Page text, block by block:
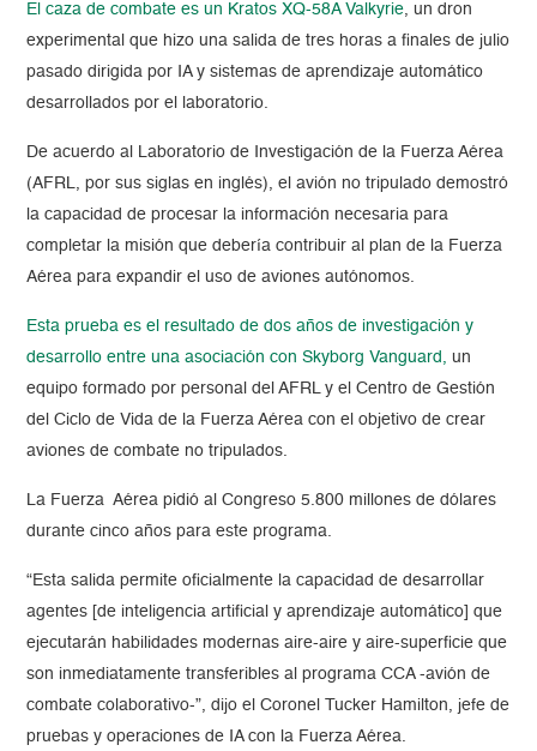
El caza de combate es un Kratos XQ-58A Valkyrie, un dron
experimental que hizo una salida de tres horas a finales de julio
pasado dirigida por IA y sistemas de aprendizaje automático
desarrollados por el laboratorio.
De acuerdo al Laboratorio de Investigación de la Fuerza Aérea
(AFRL, por sus siglas en inglés), el avión no tripulado demostró
la capacidad de procesar la información necesaria para
completar la misión que debería contribuir al plan de la Fuerza
Aérea para expandir el uso de aviones autónomos.
Esta prueba es el resultado de dos años de investigación y
desarrollo entre una asociación con Skyborg Vanguard, un
equipo formado por personal del AFRL y el Centro de Gestión
del Ciclo de Vida de la Fuerza Aérea con el objetivo de crear
aviones de combate no tripulados.
La Fuerza Aérea pidió al Congreso 5.800 millones de dólares
durante cinco años para este programa.
“Esta salida permite oficialmente la capacidad de desarrollar
agentes [de inteligencia artificial y aprendizaje automático] que
ejecutarán habilidades modernas aire-aire y aire-superficie que
son inmediatamente transferibles al programa CCA -avión de
combate colaborativo-”, dijo el Coronel Tucker Hamilton, jefe de
pruebas y operaciones de IA con la Fuerza Aérea.